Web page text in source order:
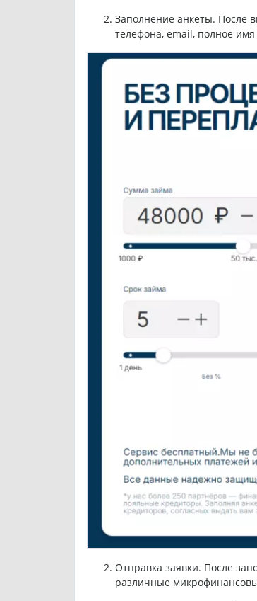
Заполнение анкеты. После
телефона, email, полное
Отправка заявки. После
различные